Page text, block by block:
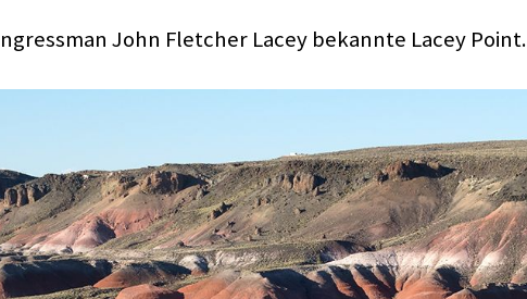
John Fletcher Lacey bekannte Lacey Point.